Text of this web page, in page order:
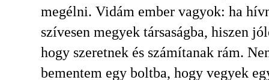
megélni. Vidám ember vagyok: ha
szívesen megyek társaságba, hiszen
hogy szeretnek és számítanak rám.
bementem egy boltba, hogy vegyek